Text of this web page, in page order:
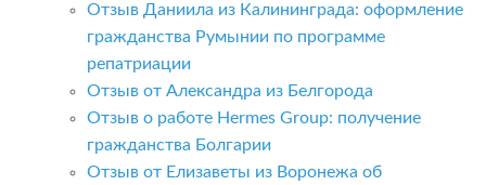
Отзыв Даниила из Калининграда: оформление
гражданства Румынии по программе
репатриации
Отзыв от Александра из Белгорода
Отзыв о работе Hermes Group: получение
гражданства Болгарии
Отзыв от Елизаветы из Воронежа об